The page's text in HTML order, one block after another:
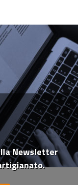
Newsletter